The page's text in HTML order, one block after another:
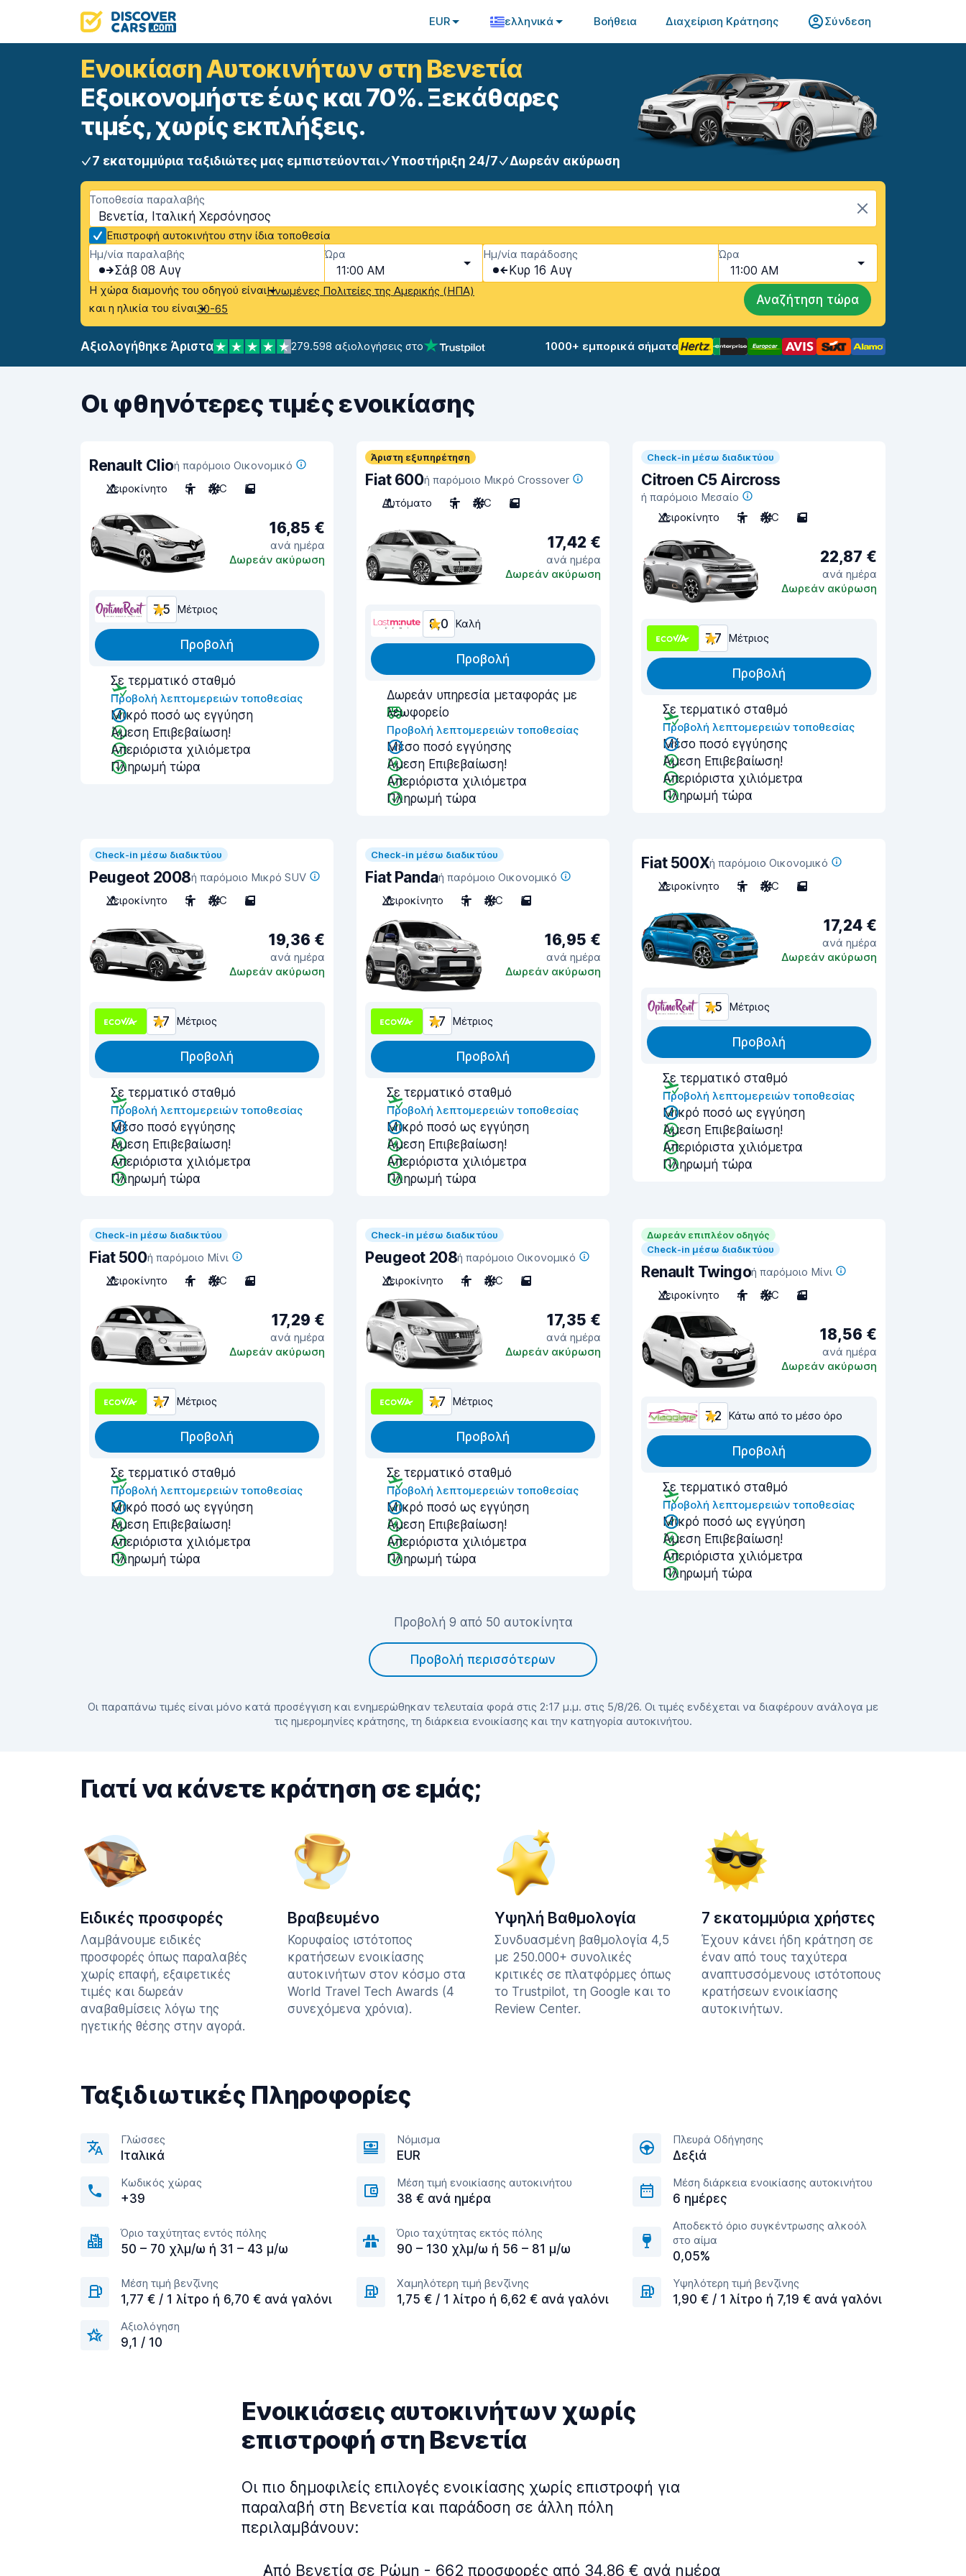
EUR ελληνικά Βοήθεια Διαχείριση Κράτησης Σύνδεση
Ενοικίαση Αυτοκινήτων στη Βενετία
Εξοικονομήστε έως και 70%. Ξεκάθαρες
τιμές, χωρίς εκπλήξεις.
7 εκατομμύρια ταξιδιώτες μας εμπιστεύονται Υποστήριξη 24/7 Δωρεάν ακύρωση
Τοποθεσία παραλαβής
Βενετία, Ιταλική Χερσόνησος
Επιστροφή αυτοκινήτου στην ίδια τοποθεσία
Ημ/νία παραλαβής
Σάβ 08 Αυγ
Ώρα
11:00 AM
Ημ/νία παράδοσης
Κυρ 16 Αυγ
Ώρα
11:00 AM
Η χώρα διαμονής του οδηγού είναιΗνωμένες Πολιτείες της Αμερικής (ΗΠΑ)
και η ηλικία του είναι30-65
Αναζήτηση τώρα
Αξιολογήθηκε Άριστα 279.598 αξιολογήσεις στο 1000+ εμπορικά σήματα
Οι φθηνότερες τιμές ενοικίασης
Renault Clioή παρόμοιο Οικονομικό
Χειροκίνητο
5 A/C 5
16,85 €
ανά ημέρα
Δωρεάν ακύρωση
7,5 Μέτριος
Προβολή
Σε τερματικό σταθμό
Προβολή λεπτομερειών τοποθεσίας
Μικρό ποσό ως εγγύηση
Άμεση Επιβεβαίωση!
Απεριόριστα χιλιόμετρα
Πληρωμή τώρα
Άριστη εξυπηρέτηση
Fiat 600ή παρόμοιο Μικρό Crossover
Αυτόματο
5 A/C 5
17,42 €
ανά ημέρα
Δωρεάν ακύρωση
8,0 Καλή
Προβολή
Δωρεάν υπηρεσία μεταφοράς με
λεωφορείο
Προβολή λεπτομερειών τοποθεσίας
Μέσο ποσό εγγύησης
Άμεση Επιβεβαίωση!
Απεριόριστα χιλιόμετρα
Πληρωμή τώρα
Check-in μέσω διαδικτύου
Citroen C5 Aircross
ή παρόμοιο Μεσαίο
Χειροκίνητο
5 A/C 5
22,87 €
ανά ημέρα
Δωρεάν ακύρωση
7,7 Μέτριος
Προβολή
Σε τερματικό σταθμό
Προβολή λεπτομερειών τοποθεσίας
Μέσο ποσό εγγύησης
Άμεση Επιβεβαίωση!
Απεριόριστα χιλιόμετρα
Πληρωμή τώρα
Check-in μέσω διαδικτύου
Peugeot 2008ή παρόμοιο Μικρό SUV
Χειροκίνητο
5 A/C 5
19,36 €
ανά ημέρα
Δωρεάν ακύρωση
7,7 Μέτριος
Προβολή
Σε τερματικό σταθμό
Προβολή λεπτομερειών τοποθεσίας
Μέσο ποσό εγγύησης
Άμεση Επιβεβαίωση!
Απεριόριστα χιλιόμετρα
Πληρωμή τώρα
Check-in μέσω διαδικτύου
Fiat Pandaή παρόμοιο Οικονομικό
Χειροκίνητο
5 A/C 5
16,95 €
ανά ημέρα
Δωρεάν ακύρωση
7,7 Μέτριος
Προβολή
Σε τερματικό σταθμό
Προβολή λεπτομερειών τοποθεσίας
Μικρό ποσό ως εγγύηση
Άμεση Επιβεβαίωση!
Απεριόριστα χιλιόμετρα
Πληρωμή τώρα
Fiat 500Xή παρόμοιο Οικονομικό
Χειροκίνητο
5 A/C 5
17,24 €
ανά ημέρα
Δωρεάν ακύρωση
7,5 Μέτριος
Προβολή
Σε τερματικό σταθμό
Προβολή λεπτομερειών τοποθεσίας
Μικρό ποσό ως εγγύηση
Άμεση Επιβεβαίωση!
Απεριόριστα χιλιόμετρα
Πληρωμή τώρα
Check-in μέσω διαδικτύου
Fiat 500ή παρόμοιο Μίνι
Χειροκίνητο
4 A/C 3
17,29 €
ανά ημέρα
Δωρεάν ακύρωση
7,7 Μέτριος
Προβολή
Σε τερματικό σταθμό
Προβολή λεπτομερειών τοποθεσίας
Μικρό ποσό ως εγγύηση
Άμεση Επιβεβαίωση!
Απεριόριστα χιλιόμετρα
Πληρωμή τώρα
Check-in μέσω διαδικτύου
Peugeot 208ή παρόμοιο Οικονομικό
Χειροκίνητο
4 A/C 5
17,35 €
ανά ημέρα
Δωρεάν ακύρωση
7,7 Μέτριος
Προβολή
Σε τερματικό σταθμό
Προβολή λεπτομερειών τοποθεσίας
Μικρό ποσό ως εγγύηση
Άμεση Επιβεβαίωση!
Απεριόριστα χιλιόμετρα
Πληρωμή τώρα
Δωρεάν επιπλέον οδηγός
Check-in μέσω διαδικτύου
Renault Twingoή παρόμοιο Μίνι
Χειροκίνητο
4 A/C 3
18,56 €
ανά ημέρα
Δωρεάν ακύρωση
7,2 Κάτω από το μέσο όρο
Προβολή
Σε τερματικό σταθμό
Προβολή λεπτομερειών τοποθεσίας
Μικρό ποσό ως εγγύηση
Άμεση Επιβεβαίωση!
Απεριόριστα χιλιόμετρα
Πληρωμή τώρα
Προβολή 9 από 50 αυτοκίνητα
Προβολή περισσότερων
Οι παραπάνω τιμές είναι μόνο κατά προσέγγιση και ενημερώθηκαν τελευταία φορά στις 2:17 μ.μ. στις 5/8/26. Οι τιμές ενδέχεται να διαφέρουν ανάλογα με
τις ημερομηνίες κράτησης, τη διάρκεια ενοικίασης και την κατηγορία αυτοκινήτου.
Γιατί να κάνετε κράτηση σε εμάς;
Ειδικές προσφορές
Λαμβάνουμε ειδικές
προσφορές όπως παραλαβές
χωρίς επαφή, εξαιρετικές
τιμές και δωρεάν
αναβαθμίσεις λόγω της
ηγετικής θέσης στην αγορά.
Βραβευμένο
Κορυφαίος ιστότοπος
κρατήσεων ενοικίασης
αυτοκινήτων στον κόσμο στα
World Travel Tech Awards (4
συνεχόμενα χρόνια).
Υψηλή Βαθμολογία
Συνδυασμένη βαθμολογία 4,5
με 250.000+ συνολικές
κριτικές σε πλατφόρμες όπως
το Trustpilot, τη Google και το
Review Center.
7 εκατομμύρια χρήστες
Έχουν κάνει ήδη κράτηση σε
έναν από τους ταχύτερα
αναπτυσσόμενους ιστότοπους
κρατήσεων ενοικίασης
αυτοκινήτων.
Ταξιδιωτικές Πληροφορίες
Γλώσσες
Ιταλικά
Νόμισμα
EUR
Πλευρά Οδήγησης
Δεξιά
Κωδικός χώρας
+39
Μέση τιμή ενοικίασης αυτοκινήτου
38 € ανά ημέρα
Μέση διάρκεια ενοικίασης αυτοκινήτου
6 ημέρες
Όριο ταχύτητας εντός πόλης
50 – 70 χλμ/ω ή 31 – 43 μ/ω
Όριο ταχύτητας εκτός πόλης
90 – 130 χλμ/ω ή 56 – 81 μ/ω
Αποδεκτό όριο συγκέντρωσης αλκοόλ
στο αίμα
0,05%
Μέση τιμή βενζίνης
1,77 € / 1 λίτρο ή 6,70 € ανά γαλόνι
Χαμηλότερη τιμή βενζίνης
1,75 € / 1 λίτρο ή 6,62 € ανά γαλόνι
Υψηλότερη τιμή βενζίνης
1,90 € / 1 λίτρο ή 7,19 € ανά γαλόνι
Αξιολόγηση
9,1 / 10
Ενοικιάσεις αυτοκινήτων χωρίς
επιστροφή στη Βενετία
Οι πιο δημοφιλείς επιλογές ενοικίασης χωρίς επιστροφή για
παραλαβή στη Βενετία και παράδοση σε άλλη πόλη
περιλαμβάνουν:
Από Βενετία σε Ρώμη - 662 προσφορές από 34,86 € ανά ημέρα